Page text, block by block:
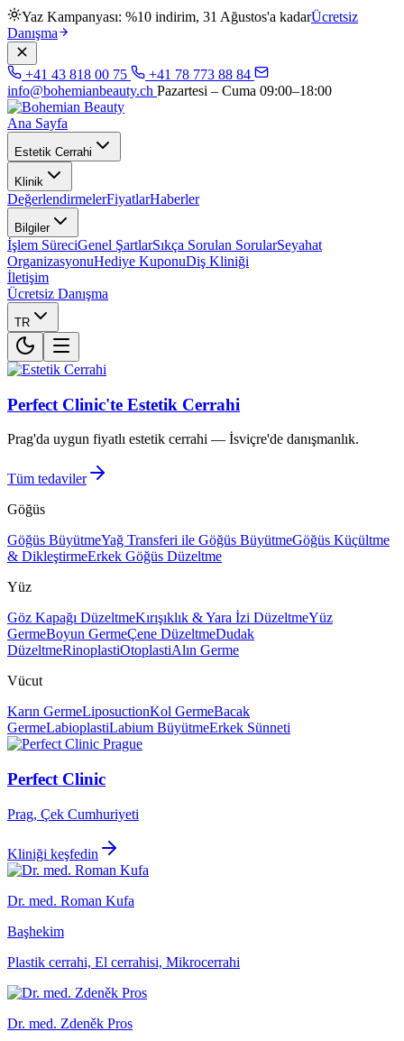
Yaz Kampanyası: %10 indirim, 31 Ağustos'a kadarÜcretsiz
Danışma
+41 43 818 00 75
+41 78 773 88 84
info@bohemianbeauty.ch Pazartesi – Cuma 09:00–18:00
Ana Sayfa
Estetik Cerrahi
Klinik
DeğerlendirmelerFiyatlarHaberler
Bilgiler
İşlem SüreciGenel ŞartlarSıkça Sorulan SorularSeyahat
OrganizasyonuHediye KuponuDiş Kliniği
İletişim
Ücretsiz Danışma
TR
Perfect Clinic'te Estetik Cerrahi
Prag'da uygun fiyatlı estetik cerrahi — İsviçre'de danışmanlık.
Tüm tedaviler
Göğüs
Göğüs BüyütmeYağ Transferi ile Göğüs BüyütmeGöğüs Küçültme
& DikleştirmeErkek Göğüs Düzeltme
Yüz
Göz Kapağı DüzeltmeKırışıklık & Yara İzi DüzeltmeYüz
GermeBoyun GermeÇene DüzeltmeDudak
DüzeltmeRinoplastiOtoplastiAlın Germe
Vücut
Karın GermeLiposuctionKol GermeBacak
GermeLabioplastiLabium BüyütmeErkek Sünneti
Perfect Clinic
Prag, Çek Cumhuriyeti
Kliniği keşfedin
Dr. med. Roman Kufa
Başhekim
Plastik cerrahi, El cerrahisi, Mikrocerrahi
Dr. med. Zdeněk Pros